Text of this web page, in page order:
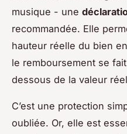
musique - une
recommandée. Elle
hauteur réelle du bien
le remboursement se
dessous de la valeur
C’est une protection
oubliée. Or, elle est